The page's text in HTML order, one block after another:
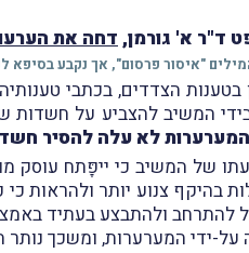
ד"ר א' גורמן, דחה את
"איסור פרסום", אך נקבע בסיפא
בטענות הצדדים, בכתבי
בידי המשיב להצביע על
המערערות לא עלה להסיר
של המשיב כי ייפָּתח
בהיקף צנוע יותר
להתרחב ולהתבצע בעתיד
ידי המערערות, ומשכך נותר